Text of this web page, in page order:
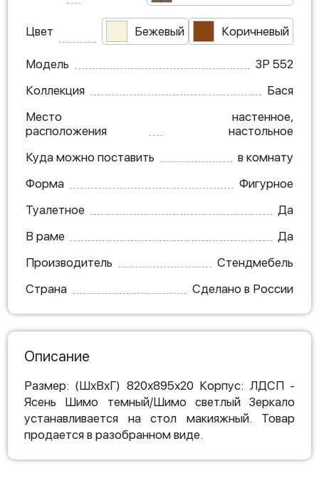
Цвет Бежевый Коричневый
Модель
ЗР 552
Коллекция
Бася
Место
расположения
настенное,
настольное
Куда можно поставить
в комнату
Форма
Фигурное
Туалетное
Да
В раме
Да
Производитель
Стендмебель
Страна
Сделано в России
Описание
Размер: (ШхВхГ) 820х895х20 Корпус: ЛДСП -
Ясень Шимо темный/Шимо светлый Зеркало
устанавливается на стол макияжный. Товар
продается в разобранном виде.